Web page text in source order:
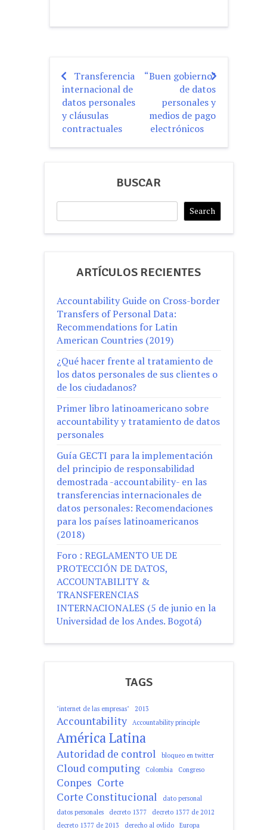
Post
navigation
Transferencia
internacional de
datos personales
y cláusulas
contractuales
“Buen gobierno”
de datos
personales y
medios de pago
electrónicos
BUSCAR
Search Search
ARTÍCULOS RECIENTES
Accountability Guide on Cross-border
Transfers of Personal Data:
Recommendations for Latin
American Countries (2019)
¿Qué hacer frente al tratamiento de
los datos personales de sus clientes o
de los ciudadanos?
Primer libro latinoamericano sobre
accountability y tratamiento de datos
personales
Guía GECTI para la implementación
del principio de responsabilidad
demostrada -accountability- en las
transferencias internacionales de
datos personales: Recomendaciones
para los países latinoamericanos
(2018)
Foro : REGLAMENTO UE DE
PROTECCIÓN DE DATOS,
ACCOUNTABILITY &
TRANSFERENCIAS
INTERNACIONALES (5 de junio en la
Universidad de los Andes. Bogotá)
TAGS
"internet de las empresas" 2013
Accountability Accountability principle
América Latina
Autoridad de control bloqueo en twitter
Cloud computing Colombia Congreso
Conpes Corte
Corte Constitucional
dato personal
datos personales
decreto 1377
decreto 1377 de 2012
decreto 1377 de 2013
derecho al ovlido Europa